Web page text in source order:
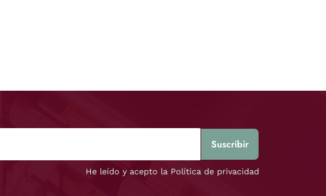
He leído y acepto la Política de privacidad